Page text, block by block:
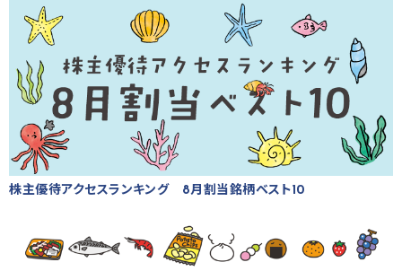
株主優待アクセスランキング 8月割当銘柄ベスト10